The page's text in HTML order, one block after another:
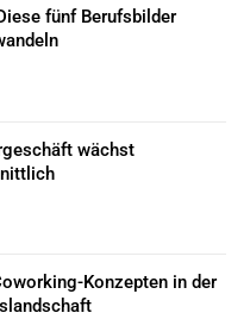
fünf Berufsbilder
wächst
Konzepten in der